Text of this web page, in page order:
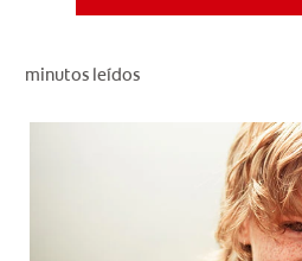
minutos leídos